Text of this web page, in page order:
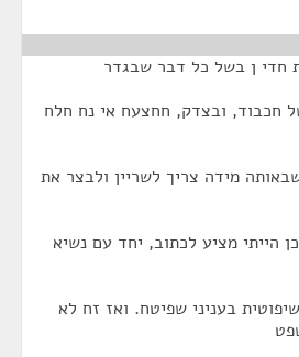
חדי ן בשל כל דבר שבגדר
חכבוד, ובצדק, חחצעח אי נח חלח
מידה צריך לשריין ולבצר את
הייתי מציע לכתוב, יחד עם נשיא
בעניני שפיטח. ואז זח לא